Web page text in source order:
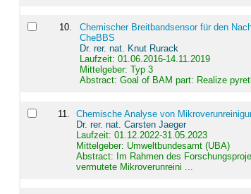
10.
Chemischer Breitbandsensor für den
CheBBS
Dr. rer. nat. Knut Rurack
Laufzeit: 01.06.2016-14.11.2019
Mittelgeber: Typ 3
Abstract:Goal of BAM part: Realize
11
Chemische Analyse von
Dr. rer. nat. Carsten Jaeger
Laufzeit: 01.12.2022-31.05.2023
Mittelgeber: Umweltbundesamt (UBA)
Abstract: Im Rahmen des
vermutete Mikroverunreini ...